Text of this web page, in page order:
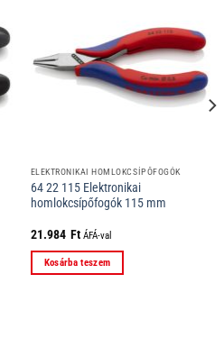
ELEKTRONIKAI HOMLOKCSÍPŐFOGÓK
64 22 115 Elektronikai
homlokcsípőfogók 115 mm
21.984 Ft ÁFÁ-val
Kosárba teszem